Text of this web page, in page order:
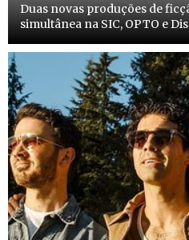
Duas novas produções de
simultânea na SIC, OPTO e